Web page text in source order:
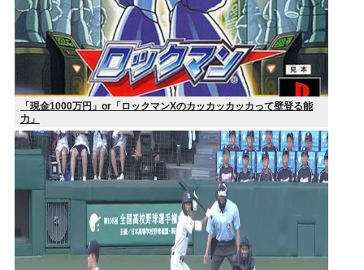
「現金1000万円」or「ロックマンXのカッカッカッカって壁登る能
力」